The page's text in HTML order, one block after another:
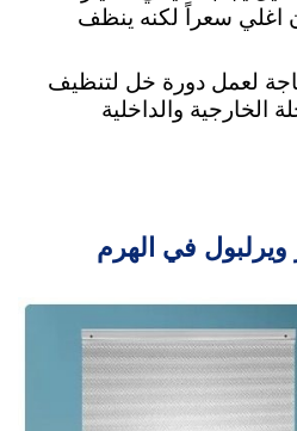
اغلي سعراً لكنه ينظف
لعمل دورة خل لتنظيف
الخارجية والداخلية
ويرلبول في الهرم